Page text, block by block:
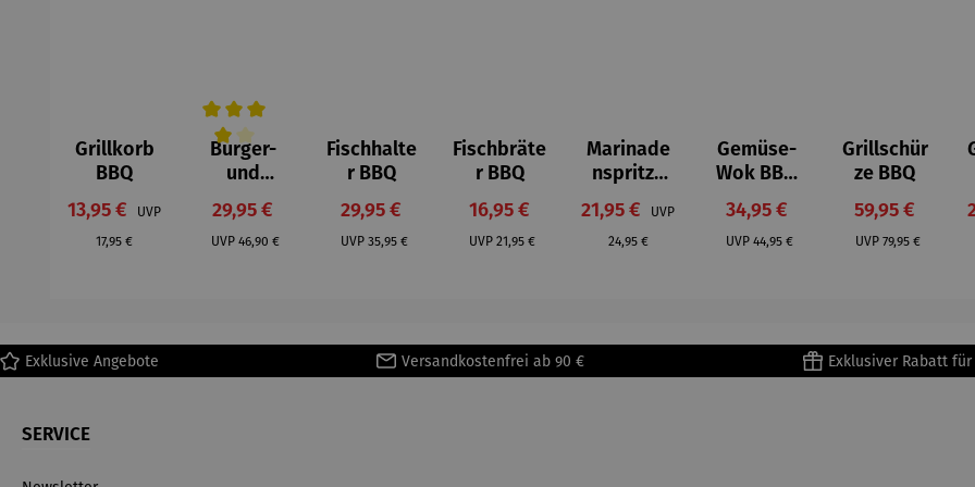
Grillkorb
BBQ
Verkaufspreis:
13,95 €
UVP
Regulärer Preis:
17,95 €
Durchschnittliche Bewertung von 4 von 5 Sternen
Burger-
und
Schmelzgl
ocke BBQ
& Wender
Verkaufspreis:
29,95 €
UVP Regulärer Preis:
46,90 €
Fischhalte
r BBQ
Verkaufspreis:
29,95 €
UVP Regulärer Preis:
35,95 €
Fischbräte
r BBQ
Verkaufspreis:
16,95 €
UVP Regulärer Preis:
21,95 €
Marinade
nspritze
BBQ
Verkaufspreis:
21,95 €
UVP
Regulärer Preis:
24,95 €
Gemüse-
Wok BBQ
abnehmb
arem Griff
Verkaufspreis:
34,95 €
UVP Regulärer Preis:
44,95 €
Grillschür
ze BBQ
59,95 €
UVP Regulärer Preis:
79,95 €
Exklusive Angebote Versandkostenfrei ab 90 € Exklusiver Rabatt
SERVICE